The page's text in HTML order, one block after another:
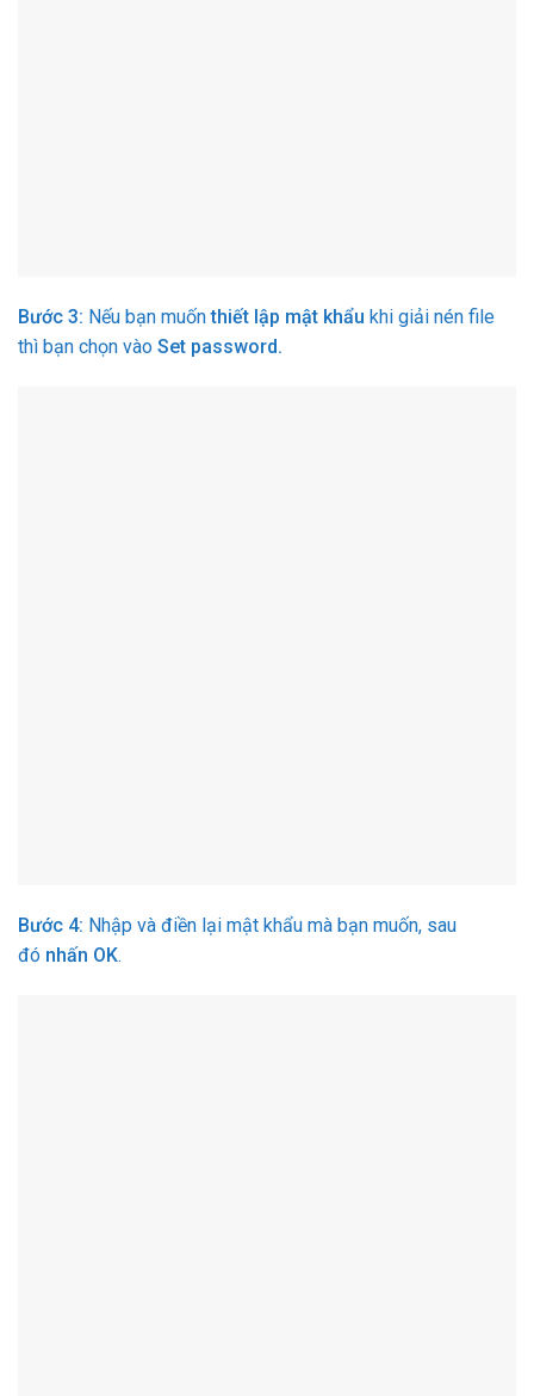
Bước 3: Nếu bạn muốnthiết lập mật khẩu khi giải nén file
thì bạn chọn vào Set password.
Bước 4: Nhập và điền lại mật khẩu mà bạn muốn, sau
đó nhấn OK.